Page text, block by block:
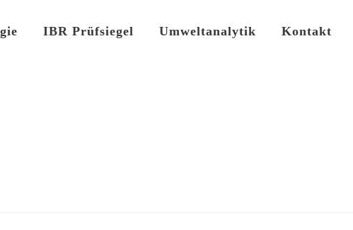
IBR Prüfsiegel Umweltanalytik Kontakt